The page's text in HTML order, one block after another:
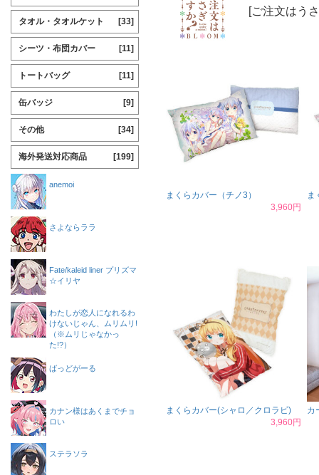
[ご注文はう
まくらカバー（チノ3）
3,960円
ま
まくらカバー(シャロ／クロラビ)
3,960円
カ
タオル・タオルケット [33]
シーツ・布団カバー [11]
トートバッグ [11]
缶バッジ [9]
その他 [34]
海外発送対応商品 [199]
anemoi
さよならララ
Fate/kaleid liner プリズマ
☆イリヤ
わたしが恋人になれるわ
けないじゃん、ムリムリ!
（※ムリじゃなかっ
た!?）
ばっどがーる
カナン様はあくまでチョ
ロい
ステラソラ